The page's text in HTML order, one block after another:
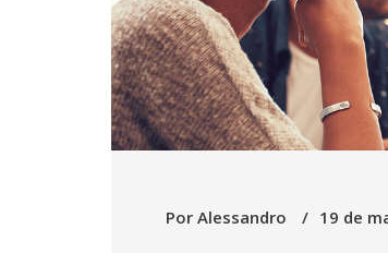
Por Alessandro 19 de